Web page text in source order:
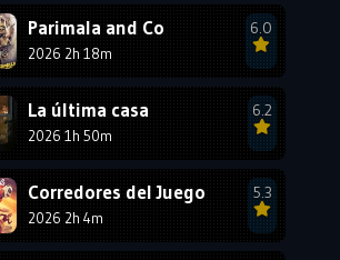
1987
1984 1983
1978
Parimala and Co
2026 2h 18m
6.0
La última casa
2026 1h 50m
6.2
Corredores del Juego
2026 2h 4m
5.3